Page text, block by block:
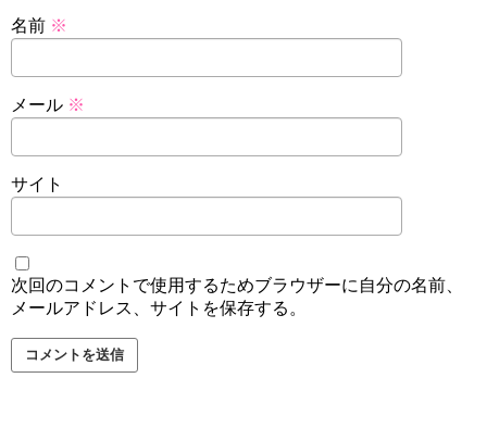
名前 ※
メール ※
サイト
次回のコメントで使用するためブラウザーに自分の名前、
メールアドレス、サイトを保存する。